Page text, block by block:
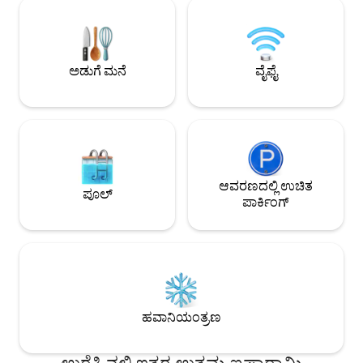
ಗೆಸ್ಟ್‌ಗಳಿಗೆ ಅವಕಾಶ ನೀಡುತ್ತೇವೆ, ಇದಕ್ಕಾಗಿ ಗುರಿಯಾ
ಕರಾವಳಿಯು ಪ್ರಸಿದ್ಧವಾಗಿದೆ.
ಎಸೆತವಿದೆ. ಈ
ಆಗಿದೆ.
ಅಡುಗೆ ಮನೆ ವೈಫೈ
ಪೂಲ್
ಆವರಣದಲ್ಲಿ ಉಚಿತ
ಪಾರ್ಕಿಂಗ್
ಹವಾನಿಯಂತ್ರಣ